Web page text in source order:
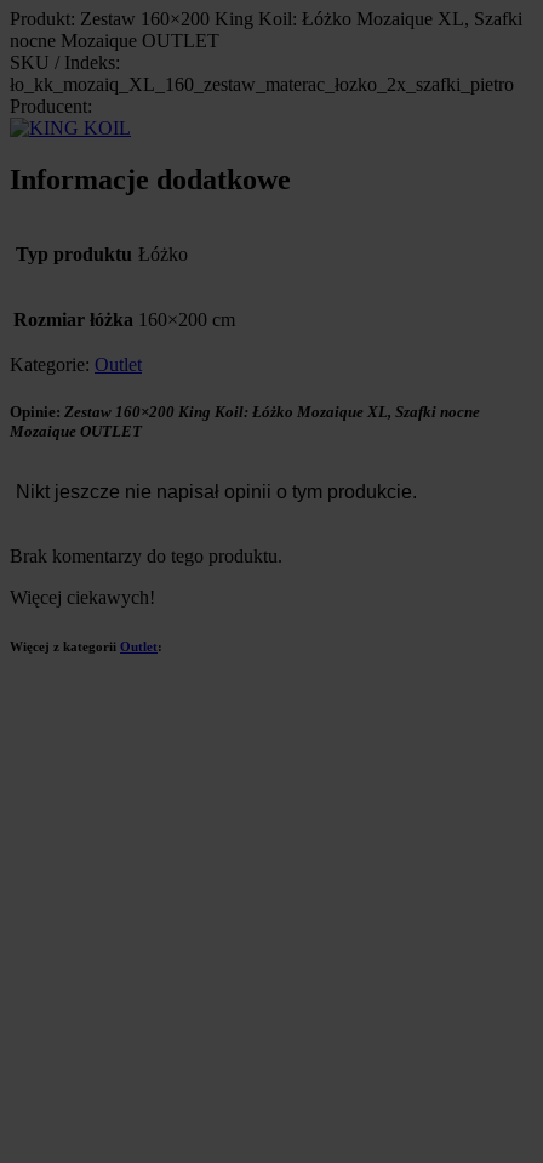
Produkt: Zestaw 160×200 King Koil: Łóżko Mozaique XL, Szafki
nocne Mozaique OUTLET
SKU / Indeks:
ło_kk_mozaiq_XL_160_zestaw_materac_łozko_2x_szafki_pietro
Producent:
Informacje dodatkowe
Typ produktu Łóżko
Rozmiar łóżka 160×200 cm
Kategorie: Outlet
Opinie: Zestaw 160×200 King Koil: Łóżko Mozaique XL, Szafki nocne
Mozaique OUTLET
Nikt jeszcze nie napisał opinii o tym produkcie.
Brak komentarzy do tego produktu.
Więcej ciekawych!
Więcej z kategorii Outlet: